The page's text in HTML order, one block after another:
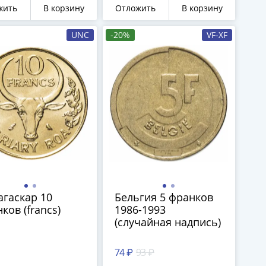
В корзину Отложить В корзину
UNC
10
(francs)
-20% VF-XF
Бельгия 5 франков
1986-1993
(случайная надпись)
74 ₽ 93 ₽